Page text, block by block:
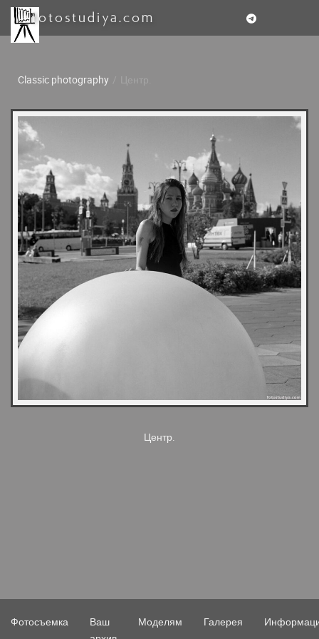
fotostudiya.com
Classic photography Центр.
Центр.
Фотосъемка
Ваш
Моделям Галерея